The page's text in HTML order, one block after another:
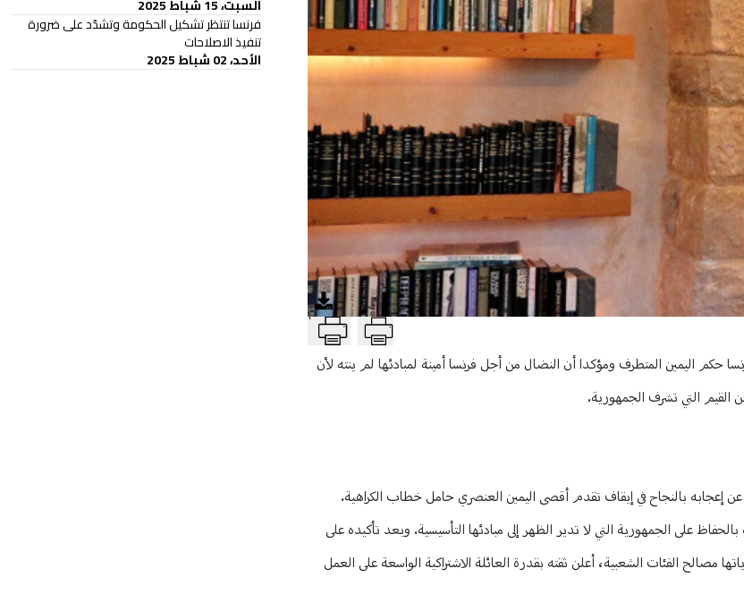
T
حكم اليمين المتطرف ومؤكدا أن النضال من أجل فرنسا أمينة لمبادئها لم ينته لأن
القيم التي تشرف الجمهورية.
عن إعجابه بالنجاح في إيقاف تقدم أقصى اليمين العنصري حامل خطاب الكراهية.
على الجمهورية التي لا تدير الظهر إلى مبادئها التأسيسية. وبعد تأكيده على
مصالح الفئات الشعبية، أعلن ثقته بقدرة العائلة الاشتراكية الواسعة على العمل
السبت، 15 شباط 2025
فرنسا تنتظر تشكيل الحكومة وتشدّد على ضرورة
تنفيذ الاصلاحات
الأحد، 02 شباط 2025